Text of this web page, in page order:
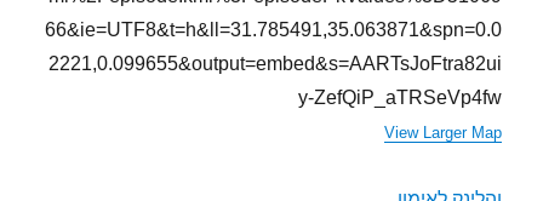
66&ie=UTF8&t=h&ll=31.785491,35.063871&spn=0.0
2221,0.099655&output=embed&s=AARTsJoFtra82ui
y-ZefQiP_aTRSeVp4fw
View Larger Map